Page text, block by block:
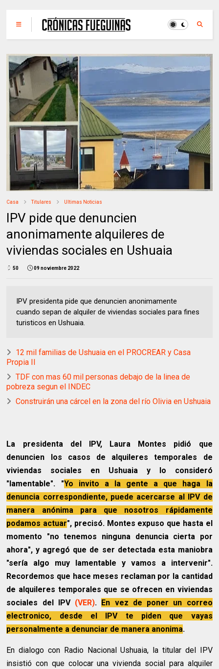
Casa Titulares Ultimas Noticias
IPV pide que denuncien
anonimamente alquileres de
viviendas sociales en Ushuaia
50 09 noviembre 2022
IPV presidenta pide que denuncien anonimamente
cuando sepan de alquiler de viviendas sociales para fines
turisticos en Ushuaia.
12 mil familias de Ushuaia en el PROCREAR y Casa
Propia II
TDF con mas 60 mil personas debajo de la linea de
pobreza segun el INDEC
Construirán una cárcel en la zona del río Olivia en Ushuaia
La presidenta del IPV, Laura Montes pidió que
denuncien los casos de alquileres temporales de
viviendas sociales en Ushuaia y lo consideró
"lamentable". "Yo invito a la gente a que haga la
denuncia correspondiente, puede acercarse al IPV de
manera anónima para que nosotros rápidamente
podamos actuar", precisó. Montes expuso que hasta el
momento "no tenemos ninguna denuncia cierta por
ahora", y agregó que de ser detectada esta maniobra
"sería algo muy lamentable y vamos a intervenir".
Recordemos que hace meses reclaman por la cantidad
de alquileres temporales que se ofrecen en viviendas
sociales del IPV (VER).
En vez de poner un correo
electronico, desde el IPV te piden que vayas
personalmente a denunciar de manera anonima.
En dialogo con Radio Nacional Ushuaia, la titular del IPV
insistió con que colocar una vivienda social para alquiler